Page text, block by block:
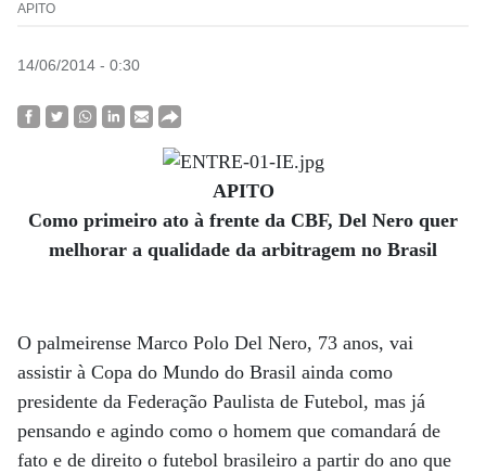
APITO
14/06/2014 - 0:30
APITO
Como primeiro ato à frente da CBF, Del Nero quer
melhorar a qualidade da arbitragem no Brasil
O palmeirense Marco Polo Del Nero, 73 anos, vai
assistir à Copa do Mundo do Brasil ainda como
presidente da Federação Paulista de Futebol, mas já
pensando e agindo como o homem que comandará de
fato e de direito o futebol brasileiro a partir do ano que